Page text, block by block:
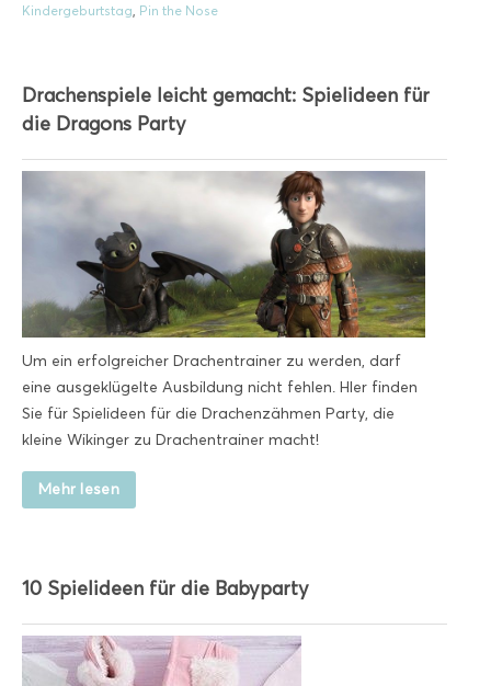
Kindergeburtstag Pin the Nose
Drachenspiele leicht gemacht: Spielideen für
die Dragons Party
Um ein erfolgreicher Drachentrainer zu werden, darf
eine ausgeklügelte Ausbildung nicht fehlen. HIer finden
Sie für Spielideen für die Drachenzähmen Party, die
kleine Wikinger zu Drachentrainer macht!
Mehr lesen
10 Spielideen für die Babyparty